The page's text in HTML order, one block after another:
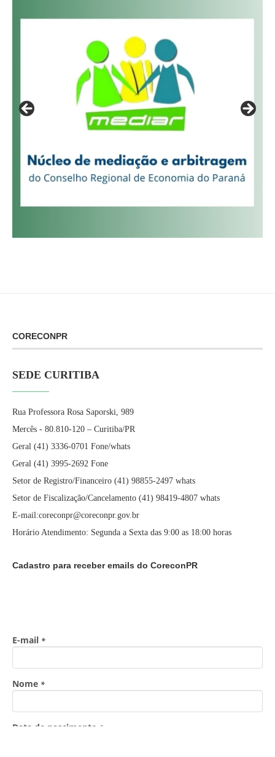
CORECONPR
SEDE CURITIBA
Rua Professora Rosa Saporski, 989
Mercês - 80.810-120 – Curitiba/PR
Geral (41) 3336-0701 Fone/whats
Geral (41) 3995-2692 Fone
Setor de Registro/Financeiro (41) 98855-2497 whats
Setor de Fiscalização/Cancelamento (41) 98419-4807 whats
E-mail:coreconpr@coreconpr.gov.br
Horário Atendimento: Segunda a Sexta das 9:00 as 18:00 horas
Cadastro para receber emails do CoreconPR